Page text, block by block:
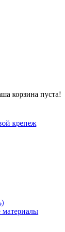
корзина пуста!
крепеж
материалы